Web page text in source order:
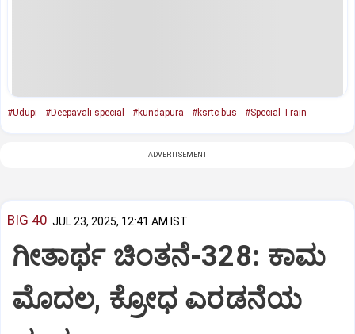
#Udupi #Deepavali special #kundapura #ksrtc bus #Special Train
ADVERTISEMENT
BIG 40 JUL 23, 2025, 12:41 AM IST
ಗೀತಾರ್ಥ ಚಿಂತನೆ-328: ಕಾಮ
ಮೊದಲ, ಕ್ರೋಧ ಎರಡನೆಯ